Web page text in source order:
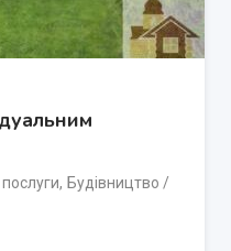
, Будівництво /